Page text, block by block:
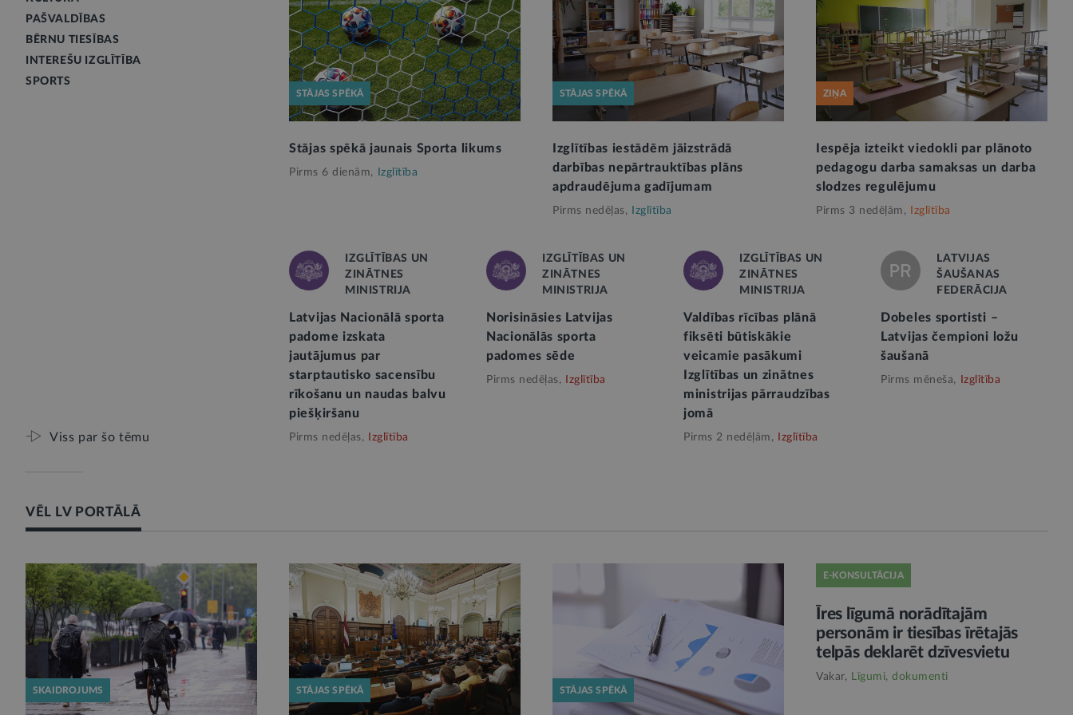
PAŠVALDĪBAS
BĒRNU TIESĪBAS
INTEREŠU IZGLĪTĪBA
SPORTS
STĀJAS SPĒKĀ
Stājas spēkā jaunais Sporta likums
Pirms 6 dienām, Izglītība
STĀJAS SPĒKĀ
Izglītības iestādēm jāizstrādā
darbības nepārtrauktības plāns
apdraudējuma gadījumam
Pirms nedēļas, Izglītība
ZIŅA
Iespēja izteikt viedokli par plānoto
pedagogu darba samaksas un darba
slodzes regulējumu
Pirms 3 nedēļām, Izglītība
IZGLĪTĪBAS UN
ZINĀTNES
MINISTRIJA
Latvijas Nacionālā sporta
padome izskata
jautājumus par
starptautisko sacensību
rīkošanu un naudas balvu
piešķiršanu
Pirms nedēļas, Izglītība
IZGLĪTĪBAS UN
ZINĀTNES
MINISTRIJA
Norisināsies Latvijas
Nacionālās sporta
padomes sēde
Pirms nedēļas, Izglītība
IZGLĪTĪBAS UN
ZINĀTNES
MINISTRIJA
Valdības rīcības plānā
fiksēti būtiskākie
veicamie pasākumi
Izglītības un zinātnes
ministrijas pārraudzības
jomā
Pirms 2 nedēļām, Izglītība
LATVIJAS
ŠAUŠANAS
FEDERĀCIJA
Dobeles sportisti –
Latvijas čempioni ložu
šaušanā
Pirms mēneša, Izglītība
Viss par šo tēmu
VĒL LV PORTĀLĀ
SKAIDROJUMS STĀJAS SPĒKĀ STĀJAS SPĒKĀ
E-KONSULTĀCIJA
Īres līgumā norādītajām
personām ir tiesības īrētajās
telpās deklarēt dzīvesvietu
Vakar, Līgumi, dokumenti